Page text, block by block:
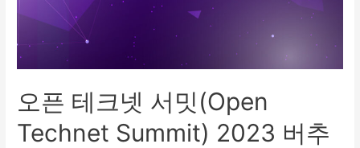
오픈 테크넷 서밋(Open
Technet Summit) 2023 버추